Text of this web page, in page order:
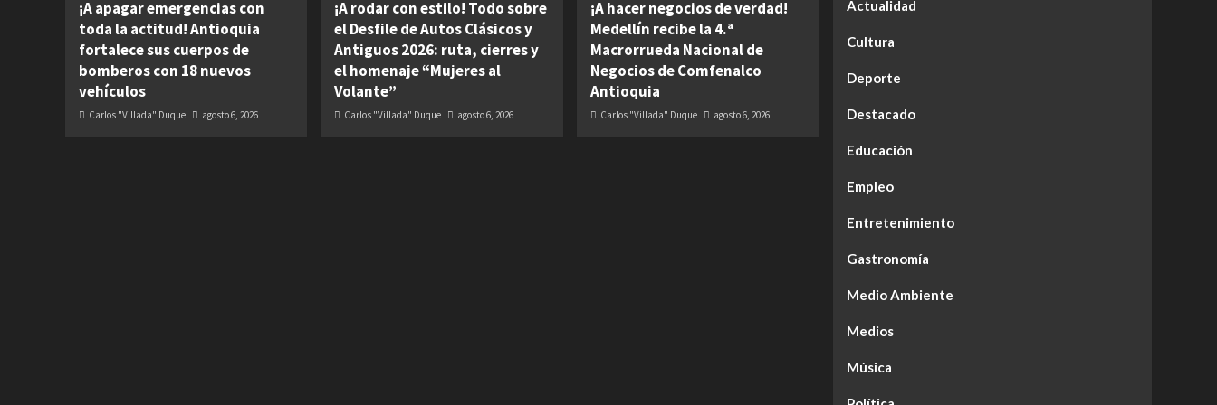
¡A apagar emergencias con
toda la actitud! Antioquia
fortalece sus cuerpos de
bomberos con 18 nuevos
vehículos
Carlos "Villada" Duque agosto 6, 2026
¡A rodar con estilo! Todo sobre
el Desfile de Autos Clásicos y
Antiguos 2026: ruta, cierres y
el homenaje “Mujeres al
Volante”
Carlos "Villada" Duque agosto 6, 2026
¡A hacer negocios de verdad!
Medellín recibe la 4.ª
Macrorrueda Nacional de
Negocios de Comfenalco
Antioquia
Carlos "Villada" Duque agosto 6, 2026
Actualidad
Cultura
Deporte
Destacado
Educación
Empleo
Entretenimiento
Gastronomía
Medio Ambiente
Medios
Música